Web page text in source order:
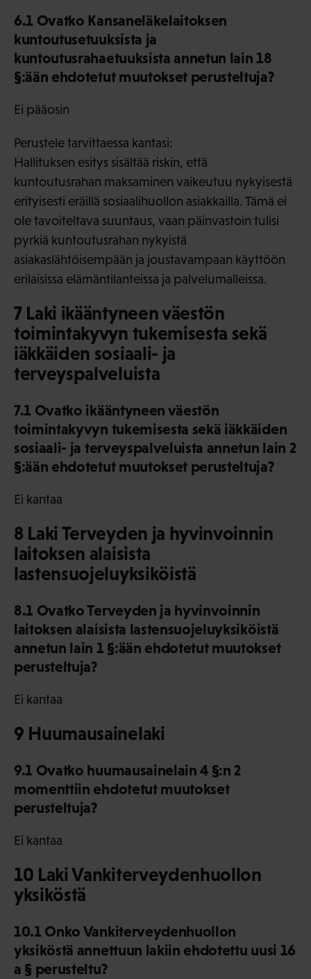
6.1 Ovatko Kansaneläkelaitoksen
kuntoutusetuuksista ja
kuntoutusrahaetuuksista annetun lain 18
§:ään ehdotetut muutokset perusteltuja?
Ei pääosin
Perustele tarvittaessa kantasi:
Hallituksen esitys sisältää riskin, että
kuntoutusrahan maksaminen vaikeutuu nykyisestä
erityisesti eräillä sosiaalihuollon asiakkailla. Tämä ei
ole tavoiteltava suuntaus, vaan päinvastoin tulisi
pyrkiä kuntoutusrahan nykyistä
asiakaslähtöisempään ja joustavampaan käyttöön
erilaisissa elämäntilanteissa ja palvelumalleissa.
7 Laki ikääntyneen väestön
toimintakyvyn tukemisesta sekä
iäkkäiden sosiaali- ja
terveyspalveluista
7.1 Ovatko ikääntyneen väestön
toimintakyvyn tukemisesta sekä iäkkäiden
sosiaali- ja terveyspalveluista annetun lain 2
§:ään ehdotetut muutokset perusteltuja?
Ei kantaa
8 Laki Terveyden ja hyvinvoinnin
laitoksen alaisista
lastensuojeluyksiköistä
8.1 Ovatko Terveyden ja hyvinvoinnin
laitoksen alaisista lastensuojeluyksiköistä
annetun lain 1 §:ään ehdotetut muutokset
perusteltuja?
Ei kantaa
9 Huumausainelaki
9.1 Ovatko huumausainelain 4 §:n 2
momenttiin ehdotetut muutokset
perusteltuja?
Ei kantaa
10 Laki Vankiterveydenhuollon
yksiköstä
10.1 Onko Vankiterveydenhuollon
yksiköstä annettuun lakiin ehdotettu uusi 16
a § perusteltu?